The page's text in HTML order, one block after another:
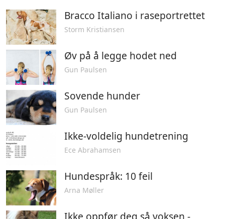
Bracco Italiano i raseportrettet
Storm Kristiansen
Øv på å legge hodet ned
Gun Paulsen
Sovende hunder
Gun Paulsen
Ikke-voldelig hundetrening
Ece Abrahamsen
Hundespråk: 10 feil
Arna Møller